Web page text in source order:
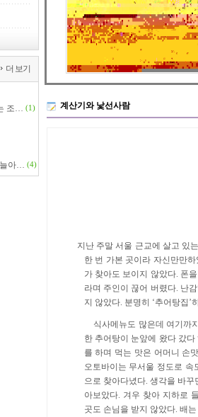
더 보기
조… (1)
늘아… (4)
계산기와 낯선사람
지난 주말 서울 근교에 살고 있
한 번 가본 곳이라 자신만만하
가 찾아도 보이지 않았다. 폰
라며 주인이 끊어 버렸다. 난
지 않았다. 분명히 ‘추어탕집 ’
식사메뉴도 많은데 여기까
한 추어탕이 눈앞에 왔다 갔
를 하며 먹는 맛은 어머니 손
오토바이는 무서울 정도로 속
으로 찾아다녔다. 생각을 바꾸
아보았다. 겨우 찾아 지하로
곳도 손님을 받지 않았다 .배